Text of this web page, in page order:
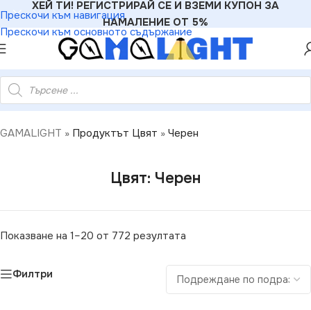
Прескочи към навигация
Прескочи към основното съдържание
ХЕЙ ТИ! РЕГИСТРИРАЙ СЕ И ВЗЕМИ КУПОН ЗА
НАМАЛЕНИЕ ОТ 5%
GAMALIGHT » Продуктът Цвят » Черен
Цвят: Черен
Показване на 1–20 от 772 резултата
Филтри